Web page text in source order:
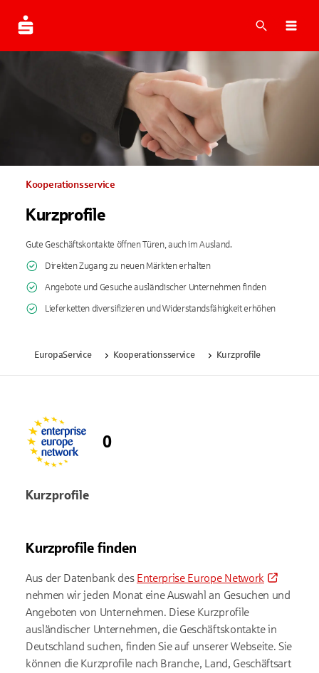
Suche
Kooperationsservice
Kurzprofile
Gute Geschäftskontakte öffnen Türen, auch im Ausland.
Direkten Zugang zu neuen Märkten erhalten
Angebote und Gesuche ausländischer Unternehmen finden
Lieferketten diversifizieren und Widerstandsfähigkeit erhöhen
EuropaService Kooperationsservice Kurzprofile
0
Kurzprofile
Kurzprofile finden
Aus der Datenbank des Enterprise Europe Network
nehmen wir jeden Monat eine Auswahl an Gesuchen und
Angeboten von Unternehmen. Diese Kurzprofile
ausländischer Unternehmen, die Geschäftskontakte in
Deutschland suchen, finden Sie auf unserer Webseite. Sie
können die Kurzprofile nach Branche, Land, Geschäftsart